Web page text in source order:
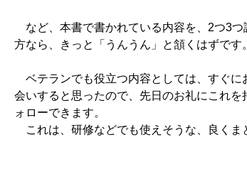
など、本書で書かれている内容を、2つ3つ
方なら、きっと「うんうん」と頷くはずです。
ベテランでも役立つ内容としては、すぐに
会いすると思ったので、先日のお礼にこれ
ォローできます。
これは、研修などでも使えそうな、良くま